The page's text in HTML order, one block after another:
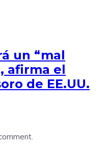
un “mal
afirma el
de EE.UU.